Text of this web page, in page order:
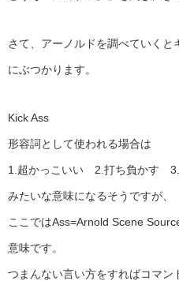
さて、アーノルドを調べていく
にぶつかります。
Kick Ass
形容詞として使われる場合は
1.超かっこいい 2.打ち負かす 3.
みたいな意味になるそうですが、
ここではAss=Arnold Scene
意味です。
つまんない言い方をすればコマ